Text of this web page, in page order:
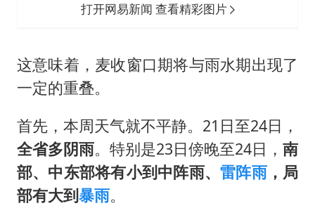
打开网易新闻 查看精彩图片
这意味着，麦收窗口期将与雨水期出现了
一定的重叠。
首先，本周天气就不平静。21日至24日，
全省多阴雨。特别是23日傍晚至24日，南
部、中东部将有小到中阵雨、雷阵雨，局
部有大到暴雨。